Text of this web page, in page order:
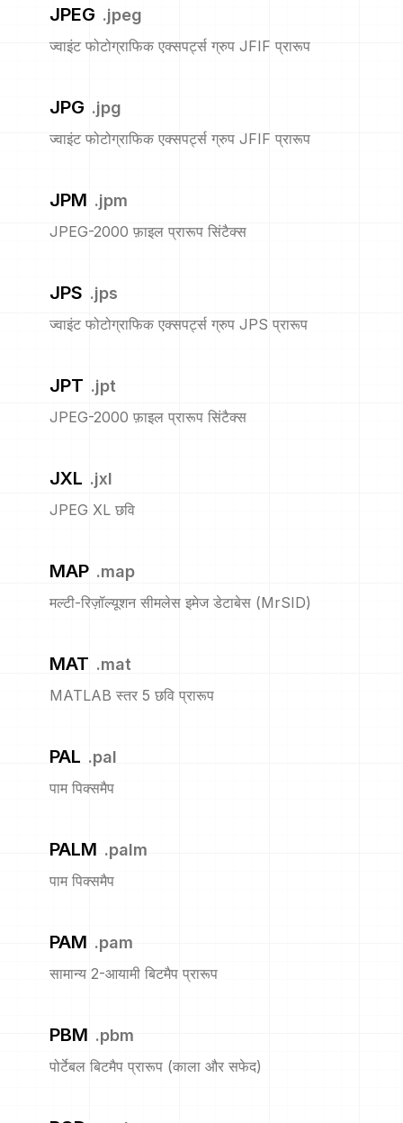
JPEG .jpeg
ज्वाइंट फोटोग्राफिक एक्सपर्ट्स ग्रुप JFIF प्रारूप
JPG .jpg
ज्वाइंट फोटोग्राफिक एक्सपर्ट्स ग्रुप JFIF प्रारूप
JPM .jpm
JPEG-2000 फ़ाइल प्रारूप सिंटैक्स
JPS .jps
ज्वाइंट फोटोग्राफिक एक्सपर्ट्स ग्रुप JPS प्रारूप
JPT .jpt
JPEG-2000 फ़ाइल प्रारूप सिंटैक्स
JXL .jxl
JPEG XL छवि
MAP .map
मल्टी-रिज़ॉल्यूशन सीमलेस इमेज डेटाबेस (MrSID)
MAT .mat
MATLAB स्तर 5 छवि प्रारूप
PAL .pal
पाम पिक्समैप
PALM .palm
पाम पिक्समैप
PAM .pam
सामान्य 2-आयामी बिटमैप प्रारूप
PBM .pbm
पोर्टेबल बिटमैप प्रारूप (काला और सफेद)